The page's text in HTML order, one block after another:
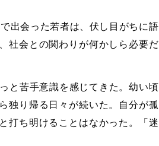
出会った若者は、伏し目がちに語
社会との関わりが何かしら必要だ
と苦手意識を感じてきた。幼い頃
独り帰る日々が続いた。自分が孤
打ち明けることはなかった。「迷